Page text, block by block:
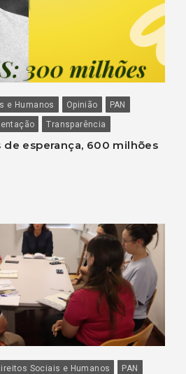
e Humanos Opinião
PAN
Transparência
de esperança, 600 milhões
Sociais e Humanos
PAN